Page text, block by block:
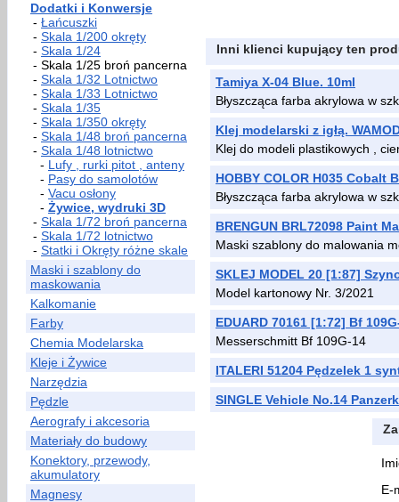
Dodatki i Konwersje
- Łańcuszki
- Skala 1/200 okręty
- Skala 1/24
- Skala 1/25 broń pancerna
- Skala 1/32 Lotnictwo
- Skala 1/33 Lotnictwo
- Skala 1/35
- Skala 1/350 okręty
- Skala 1/48 broń pancerna
- Skala 1/48 lotnictwo
- Lufy , rurki pitot , anteny
- Pasy do samolotów
- Vacu osłony
- Żywice, wydruki 3D
- Skala 1/72 broń pancerna
- Skala 1/72 lotnictwo
- Statki i Okręty różne skale
Maski i szablony do
maskowania
Kalkomanie
Farby
Chemia Modelarska
Kleje i Żywice
Narzędzia
Pędzle
Aerografy i akcesoria
Materiały do budowy
Konektory, przewody,
akumulatory
Magnesy
Inni klienci kupujący ten
Tamiya X-04 Blue. 10ml
Błyszcząca farba akrylowa w
Klej modelarski z igłą.
Klej do modeli plastikowych ,
HOBBY COLOR H035 Cobalt
Błyszcząca farba akrylowa w
BRENGUN BRL72098 Paint
Maski szablony do malowania
SKLEJ MODEL 20 [1:87]
Model kartonowy Nr. 3/2021
EDUARD 70161 [1:72] Bf
Messerschmitt Bf 109G-14
ITALERI 51204 Pędzelek 1
SINGLE Vehicle No.14
E-